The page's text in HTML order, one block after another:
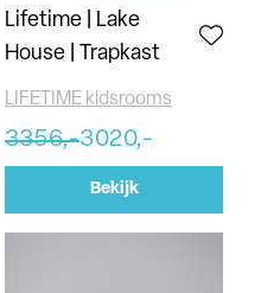
Lifetime | Lake
House | Trapkast
LIFETIME kidsrooms
3356,-3020,-
Bekijk